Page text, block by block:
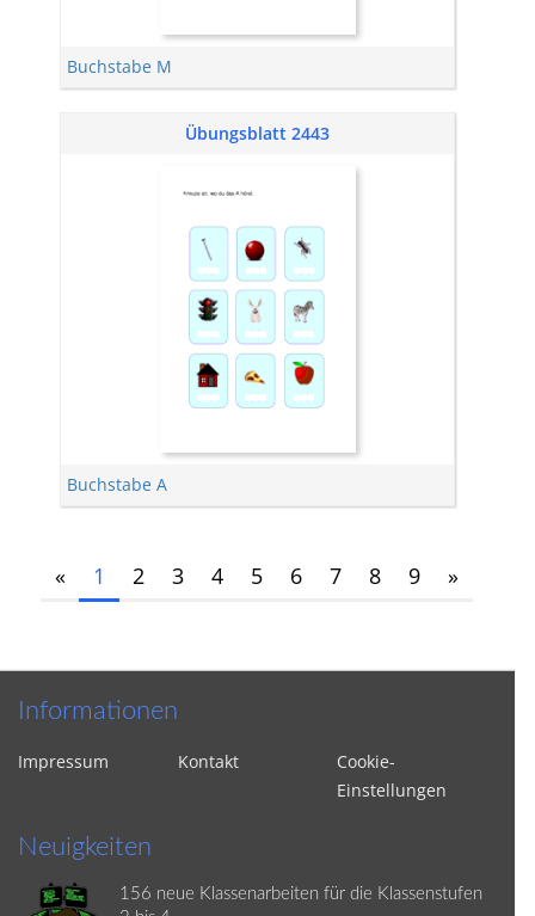
Buchstabe M
Übungsblatt 2443
Buchstabe A
« 1 2 3 4 5 6 7 8 9 »
Informationen
Impressum Kontakt
Cookie-
Einstellungen
Neuigkeiten
156 neue Klassenarbeiten für die Klassenstufen